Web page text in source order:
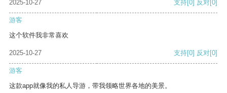
2025-10-27
支持[0] 反对[0]
游客
这个软件我非常喜欢
2025-10-27 支持[0] 反对[0]
游客
这款app就像我的私人导游，带我领略世界各地的美景。